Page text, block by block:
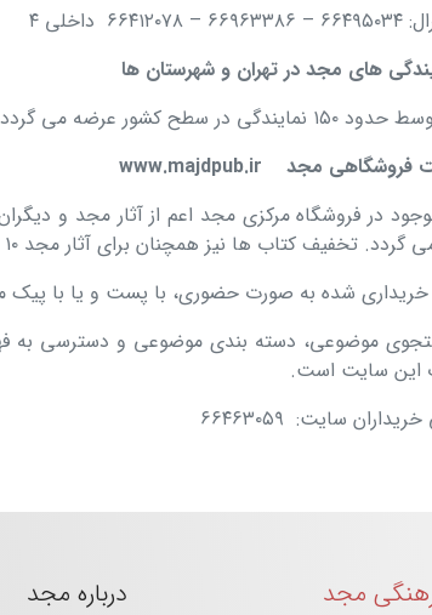
داخلی ۴
های مجد در تهران و شهرستان ها
در سطح کشور عرضه می گردد.
فروشگاهی مجد
تخفیف کتاب ها نیز همچنان برای آثار مجد ۱۰ درصد می باشد.
شده به صورت حضوری، با پست و یا با
موضوعی، دسته بندی موضوعی و دسترسی به
سایت است.
سایت: ۶۶۴۶۳۰۵۹
مجد درباره مجد